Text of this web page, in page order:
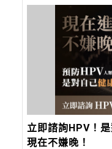
立即諮詢HPV！
現在不嫌晚！